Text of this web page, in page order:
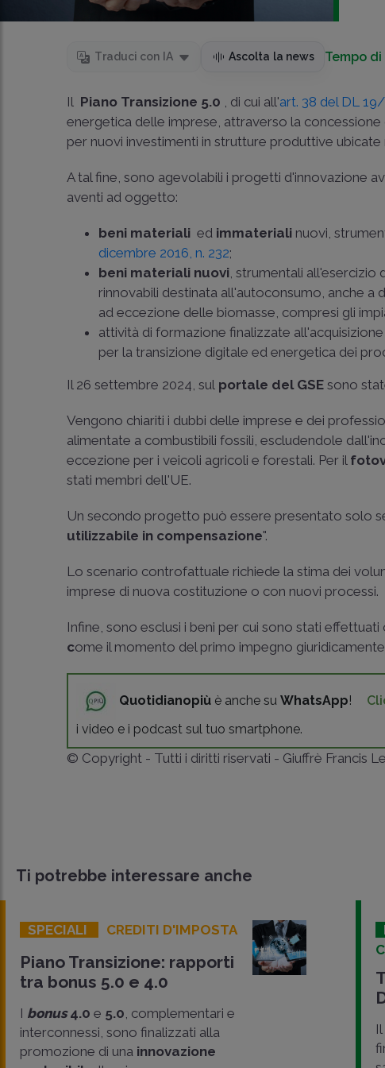
Traduci con IA Ascolta la news Tempo
Il Piano Transizione 5.0 , di cui all'art. 38 del DL
energetica delle imprese, attraverso la concessione
per nuovi investimenti in strutture produttive
A tal fine, sono agevolabili i progetti d'innovazione
aventi ad oggetto:
beni materiali ed immateriali nuovi,
dicembre 2016, n. 232;
beni materiali nuovi, strumentali all'esercizio
rinnovabili destinata all'autoconsumo, anche a
ad eccezione delle biomasse, compresi gli
attività di formazione finalizzate
per la transizione digitale ed energetica dei
Il 26 settembre 2024, sul portale del GSE sono
Vengono chiariti i dubbi delle imprese e dei
alimentate a combustibili fossili, escludendole
eccezione per i veicoli agricoli e forestali. Per il
stati membri dell'UE.
Un secondo progetto può essere presentato solo
utilizzabile in compensazione".
Lo scenario controfattuale richiede la stima dei
imprese di nuova costituzione o con nuovi processi.
Infine, sono esclusi i beni per cui sono stati
come il momento del primo impegno
Quotidianopiù è anche suWhatsApp!
i video e i podcast sul tuo smartphone.
© Copyright - Tutti i diritti riservati - Giuffrè Francis
Ti potrebbe interessare anche
SPECIALI CREDITI D'IMPOSTA
Piano Transizione: rapporti
tra bonus 5.0 e 4.0
I bonus4.0 e 5.0, complementari e
interconnessi, sono finalizzati alla
promozione di una innovazione
Il